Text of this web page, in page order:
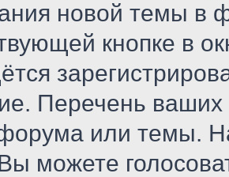
новой темы в
кнопке в
Перечень ваших
или темы.
можете